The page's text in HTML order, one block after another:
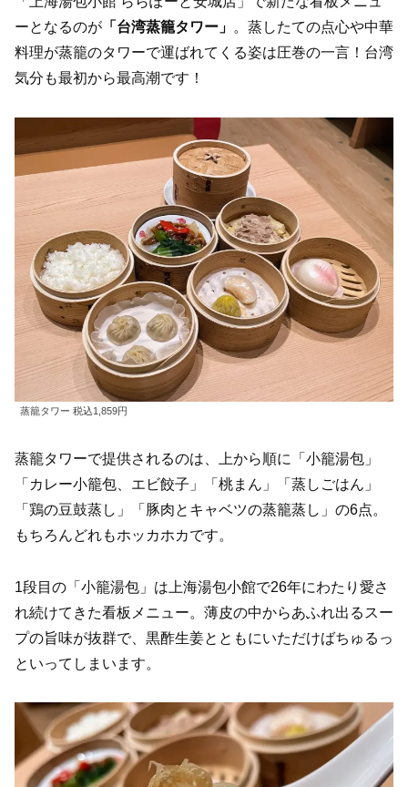
ーとなるのが 「台湾蒸籠タワー」 。蒸したての点心や中華
料理が蒸籠のタワーで運ばれてくる姿は圧巻の一言！台湾
気分も最初から最高潮です！
蒸籠タワー 税込1,859円
蒸籠タワーで提供されるのは、上から順に「小籠湯包」
「カレー小籠包、エビ餃子」「桃まん」「蒸しごはん」
「鶏の豆鼓蒸し」「豚肉とキャベツの蒸籠蒸し」の6点。
もちろんどれもホッカホカです。
1段目の「小籠湯包」は上海湯包小館で26年にわたり愛さ
れ続けてきた看板メニュー。薄皮の中からあふれ出るスー
プの旨味が抜群で、黒酢生姜とともにいただけばちゅるっ
といってしまいます。